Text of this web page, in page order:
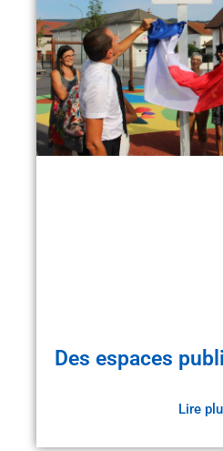
Des espaces
Lire